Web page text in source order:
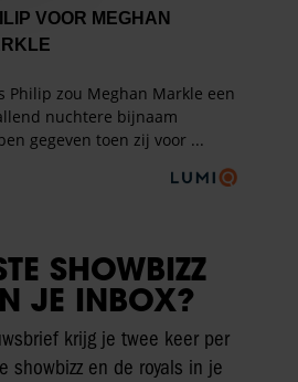
SHOWBIZZ
JE INBOX?
krijg je twee keer per
showbizz en de royals in je